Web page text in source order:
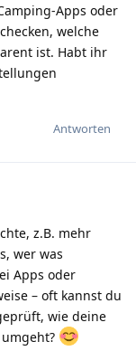
Apps oder
welche
ist. Habt ihr
Antworten
z.B. mehr
wer was
Apps oder
– oft kannst du
wie deine